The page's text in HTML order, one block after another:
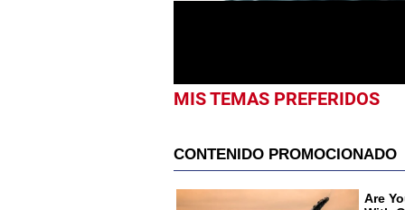
MIS TEMAS PREFERIDOS